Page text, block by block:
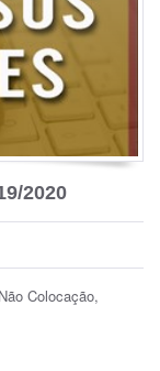
2020
Colocação,